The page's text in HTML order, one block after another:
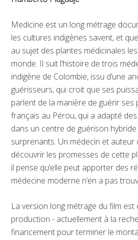
Medicine est un long métrage
les cultures indigènes savent, et
au sujet des plantes médicinales
monde. Il suit l’histoire de trois
indigène de Colombie, issu d’une
guérisseurs, qui croit que ses
parlent de la manière de guérir ses
français au Pérou, qui a adapté
dans un centre de guérison
surprenants. Un médecin et auteur
découvrir les promesses de cette
il pense qu’elle peut apporter des
médecine moderne n’en a pas
La version long métrage du film est
production - actuellement à la
financement pour terminer le